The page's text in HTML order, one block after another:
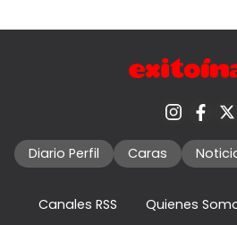
Diario Perfil Caras
Canales RSS Quienes